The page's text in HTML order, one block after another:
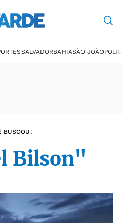
SALVADORBAHIASÃO JOÃO
BUSCOU:
Bilson"